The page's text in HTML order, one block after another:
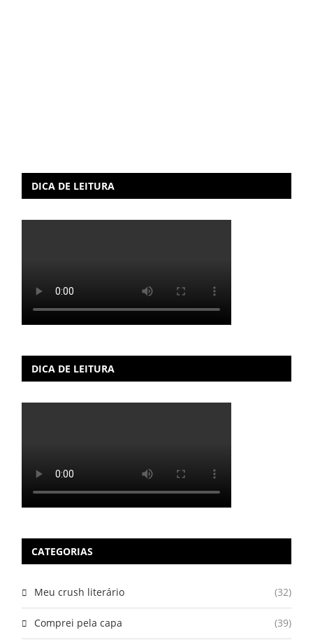
DICA DE LEITURA
DICA DE LEITURA
CATEGORIAS
Meu crush literário (32)
Comprei pela capa (39)